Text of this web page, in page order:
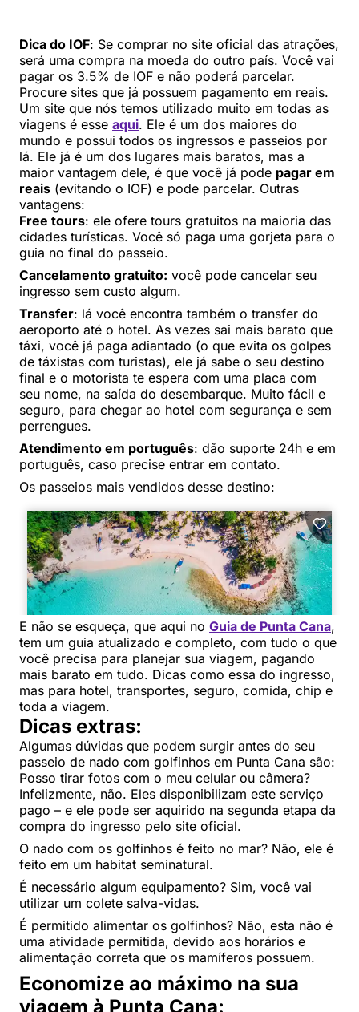
Dica do IOF: Se comprar no site oficial das atrações,
será uma compra na moeda do outro país. Você vai
pagar os 3.5% de IOF e não poderá parcelar.
Procure sites que já possuem pagamento em reais.
Um site que nós temos utilizado muito em todas as
viagens é esse aqui. Ele é um dos maiores do
mundo e possui todos os ingressos e passeios por
lá. Ele já é um dos lugares mais baratos, mas a
maior vantagem dele, é que você já pode pagar em
reais (evitando o IOF) e pode parcelar. Outras
vantagens:
Free tours: ele ofere tours gratuitos na maioria das
cidades turísticas. Você só paga uma gorjeta para o
guia no final do passeio.
Cancelamento gratuito: você pode cancelar seu
ingresso sem custo algum.
Transfer: lá você encontra também o transfer do
aeroporto até o hotel. As vezes sai mais barato que
táxi, você já paga adiantado (o que evita os golpes
de táxistas com turistas), ele já sabe o seu destino
final e o motorista te espera com uma placa com
seu nome, na saída do desembarque. Muito fácil e
seguro, para chegar ao hotel com segurança e sem
perrengues.
Atendimento em português: dão suporte 24h e em
português, caso precise entrar em contato.
Os passeios mais vendidos desse destino:
E não se esqueça, que aqui no Guia de Punta Cana,
tem um guia atualizado e completo, com tudo o que
você precisa para planejar sua viagem, pagando
mais barato em tudo. Dicas como essa do ingresso,
mas para hotel, transportes, seguro, comida, chip e
toda a viagem.
Dicas extras:
Algumas dúvidas que podem surgir antes do seu
passeio de nado com golfinhos em Punta Cana são:
Posso tirar fotos com o meu celular ou câmera?
Infelizmente, não. Eles disponibilizam este serviço
pago – e ele pode ser aquirido na segunda etapa da
compra do ingresso pelo site oficial.
O nado com os golfinhos é feito no mar? Não, ele é
feito em um habitat seminatural.
É necessário algum equipamento? Sim, você vai
utilizar um colete salva-vidas.
É permitido alimentar os golfinhos? Não, esta não é
uma atividade permitida, devido aos horários e
alimentação correta que os mamíferos possuem.
Economize ao máximo na sua
viagem à Punta Cana: